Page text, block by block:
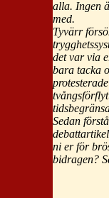
alla. Ingen
med.
Tyvärr
det var via
bara tacka
Sedan
ni er för
bidragen?